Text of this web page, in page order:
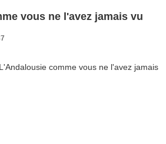
vous ne l'avez jamais vu